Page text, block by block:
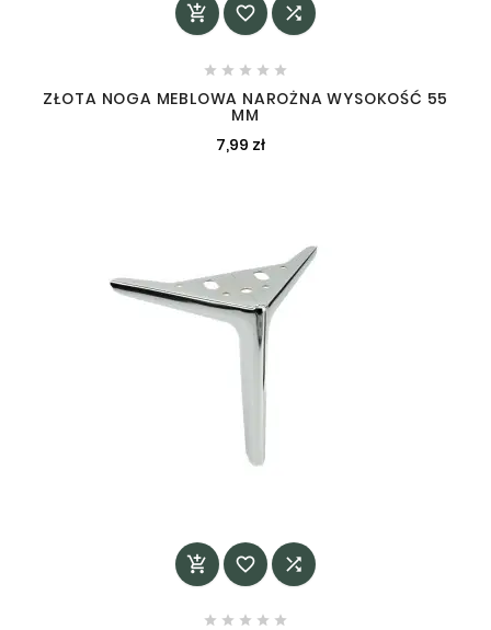
  
    
ZŁOTA NOGA MEBLOWA NAROŻNA WYSOKOŚĆ 55
MM
7,99 zł
  
    